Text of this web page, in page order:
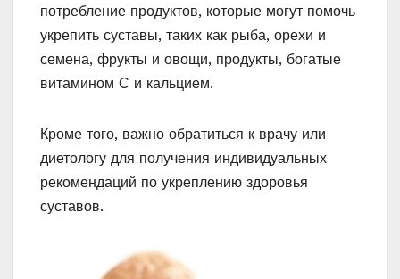
потребление продуктов, которые могут помочь
укрепить суставы, таких как рыба, орехи и
семена, фрукты и овощи, продукты, богатые
витамином С и кальцием.
Кроме того, важно обратиться к врачу или
диетологу для получения индивидуальных
рекомендаций по укреплению здоровья
суставов.